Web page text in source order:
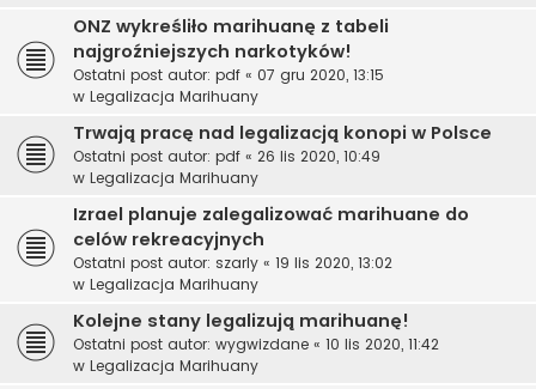
ONZ wykreśliło marihuanę z tabeli
najgroźniejszych narkotyków!
Ostatni post autor: pdf « 07 gru 2020, 13:15
w Legalizacja Marihuany
Trwają pracę nad legalizacją konopi w Polsce
Ostatni post autor: pdf « 26 lis 2020, 10:49
w Legalizacja Marihuany
Izrael planuje zalegalizować marihuane do
celów rekreacyjnych
Ostatni post autor: szarly « 19 lis 2020, 13:02
w Legalizacja Marihuany
Kolejne stany legalizują marihuanę!
Ostatni post autor: wygwizdane « 10 lis 2020, 11:42
w Legalizacja Marihuany